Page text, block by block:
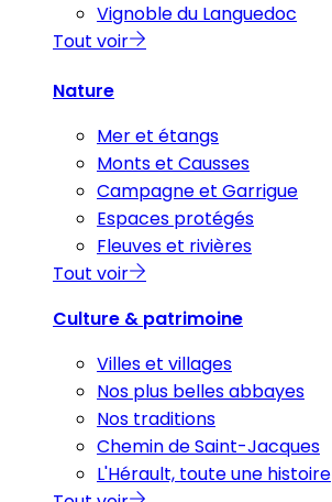
Vignoble du Languedoc
Tout voir
Nature
Mer et étangs
Monts et Causses
Campagne et Garrigue
Espaces protégés
Fleuves et rivières
Tout voir
Culture & patrimoine
Villes et villages
Nos plus belles abbayes
Nos traditions
Chemin de Saint-Jacques
L'Hérault, toute une histoire